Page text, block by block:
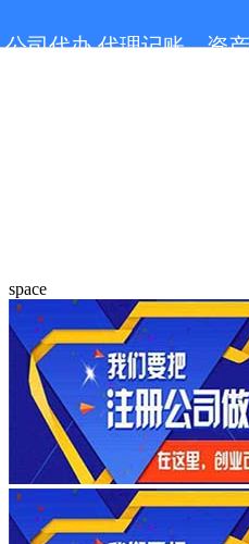
公司代办,代理记账，资
space